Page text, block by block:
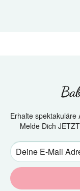
Erhalte spektakuläre
Melde Dich